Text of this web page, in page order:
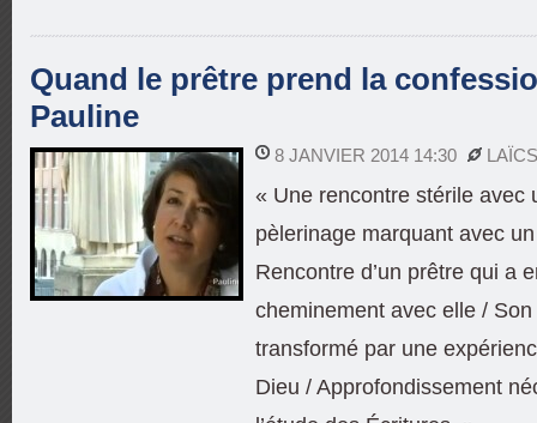
Quand le prêtre prend la
Pauline
8 JANVIER 2014 14:30 LAÏCS
« Une rencontre stérile avec
pèlerinage marquant avec
Rencontre d’un prêtre qui a
cheminement avec elle /
transformé par une
Dieu / Approfondissement